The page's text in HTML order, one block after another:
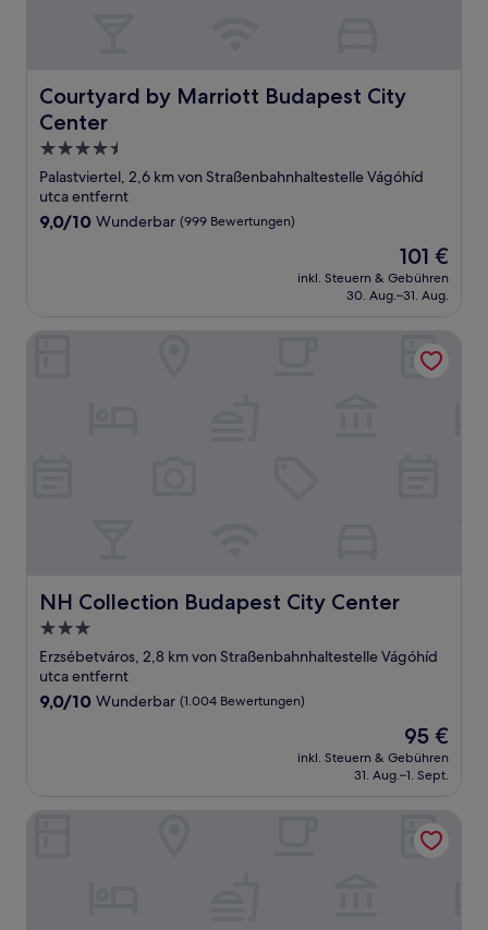
Courtyard by Marriott Budapest City
Center
Courtyard by Marriott Budapest City Center
4.5-
Sterne-
Unterkunft
Palastviertel, 2,6 km von Straßenbahnhaltestelle Vágóhíd
utca entfernt
9.0
9,0/10 Wunderbar (999 Bewertungen)
Der
Preis
beträgt
101 €
inkl. Steuern & Gebühren
30. Aug.–31. Aug.
NH Collection Budapest City Center
NH Collection Budapest City Center
3.0-
Sterne-
Unterkunft
Erzsébetváros, 2,8 km von Straßenbahnhaltestelle Vágóhíd
utca entfernt
9.0
9,0/10 Wunderbar (1.004 Bewertungen)
Der
Preis
beträgt
95 €
inkl. Steuern & Gebühren
31. Aug.–1. Sept.